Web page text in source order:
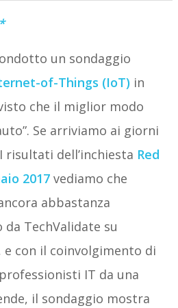
un sondaggio
of-Things (IoT) in
che il miglior modo
Se arriviamo ai giorni
risultati dell’inchiesta Red
2017vediamo che
abbastanza
TechValidate su
e con il coinvolgimento di
IT da una
il sondaggio mostra